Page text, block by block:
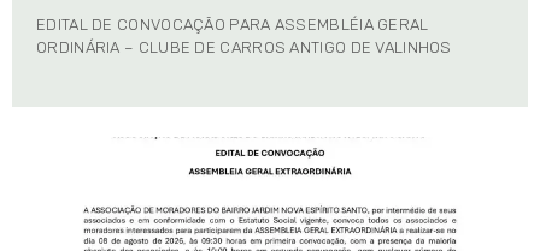
EDITAL DE CONVOCAÇÃO PARA ASSEMBLÉIA GERAL
ORDINÁRIA – CLUBE DE CARROS ANTIGO DE VALINHOS